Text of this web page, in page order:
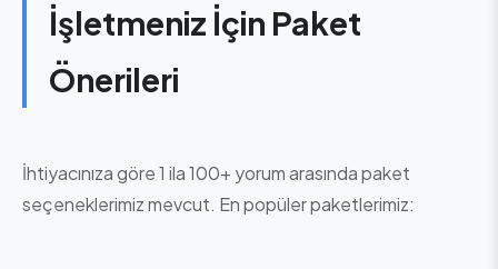
İşletmeniz İçin Paket
Önerileri
İhtiyacınıza göre 1 ila 100+ yorum arasında paket
seçeneklerimiz mevcut. En popüler paketlerimiz: